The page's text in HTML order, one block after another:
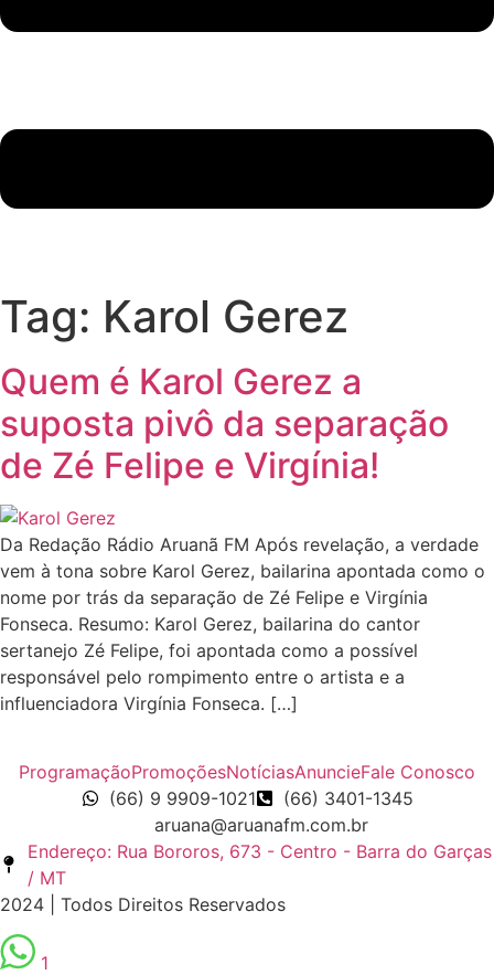
Tag: Karol Gerez
Quem é Karol Gerez a
suposta pivô da separação
de Zé Felipe e Virgínia!
Da Redação Rádio Aruanã FM Após revelação, a verdade
vem à tona sobre Karol Gerez, bailarina apontada como o
nome por trás da separação de Zé Felipe e Virgínia
Fonseca. Resumo: Karol Gerez, bailarina do cantor
sertanejo Zé Felipe, foi apontada como a possível
responsável pelo rompimento entre o artista e a
influenciadora Virgínia Fonseca. […]
ProgramaçãoPromoçõesNotíciasAnuncieFale Conosco
(66) 9 9909-1021
(66) 3401-1345
aruana@aruanafm.com.br
Endereço: Rua Bororos, 673 - Centro - Barra do Garças
/ MT
2024 | Todos Direitos Reservados
1